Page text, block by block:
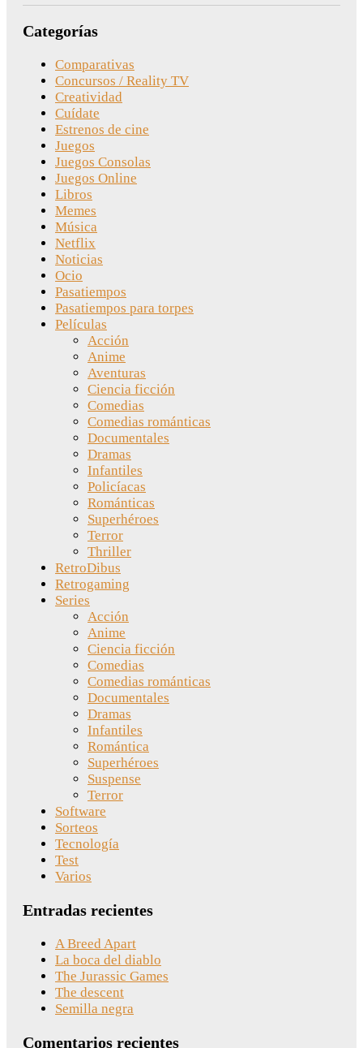
Categorías
Comparativas
Concursos / Reality TV
Creatividad
Cuídate
Estrenos de cine
Juegos
Juegos Consolas
Juegos Online
Libros
Memes
Música
Netflix
Noticias
Ocio
Pasatiempos
Pasatiempos para torpes
Películas
Acción
Anime
Aventuras
Ciencia ficción
Comedias
Comedias románticas
Documentales
Dramas
Infantiles
Policíacas
Románticas
Superhéroes
Terror
Thriller
RetroDibus
Retrogaming
Series
Acción
Anime
Ciencia ficción
Comedias
Comedias románticas
Documentales
Dramas
Infantiles
Romántica
Superhéroes
Suspense
Terror
Software
Sorteos
Tecnología
Test
Varios
Entradas recientes
A Breed Apart
La boca del diablo
The Jurassic Games
The descent
Semilla negra
Comentarios recientes